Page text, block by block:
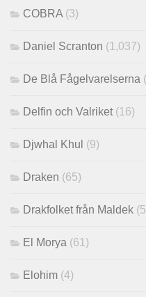
COBRA (3)
Daniel Scranton (1,037)
De Blå Fågelvarelserna
Delfin och Valriket (16)
Djwhal Khul (9)
Draken (65)
Drakfolket från Maldek
El Morya (61)
Elohim (4)